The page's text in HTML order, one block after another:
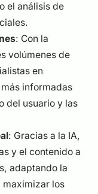
el análisis de
: Con la
volúmenes de
en
informadas
del usuario y las
: Gracias a la IA,
y el contenido a
adaptando la
maximizar los